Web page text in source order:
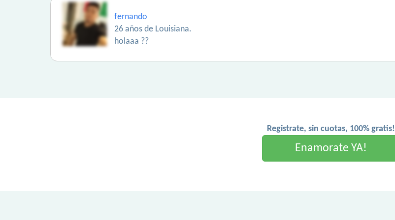
fernando
26 años de Louisiana.
holaaa ??
Registrate, sin cuotas, 100% gratis!
Enamorate YA!